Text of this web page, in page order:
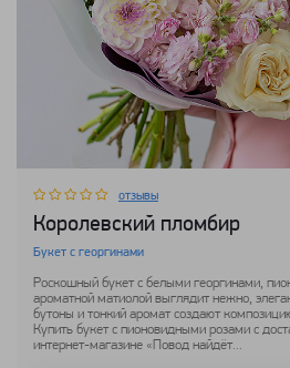
отзывы
Королевский пломбир
Букет с георгинами
Роскошный букет с белыми георгинами,
ароматной матиолой выглядит нежно,
бутоны и тонкий аромат создают
Купить букет с пионовидными розами с
интернет-магазине «Повод найдёт...